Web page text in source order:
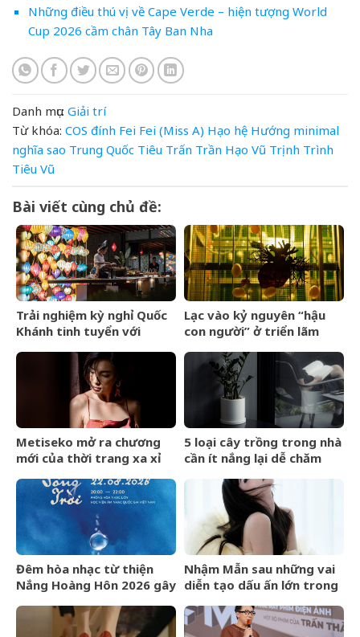
Những điều thú vị về Cape Verde – hiện tượng World
Cup 2026 cầm chân Tây Ban Nha
Danh mục: Giải trí
Từ khóa: COS đính Fei Fei (Miss A) Hạo hệ Hướng minimal
nghĩa sao Trung Quốc Tiêu Trấn Trần Hạo Vũ Trịnh Trình
Tiêu Vũ
Bài viết cùng chủ đề:
Trải nghiệm kỳ nghỉ Quốc
Khánh tinh tuyển với
Lạc vào kỷ nguyên “hậu
con người” ở triển lãm
Chit Chítt
Metiseko mở ra chương
mới của thời trang xa xỉ
5 loại cây trồng trong nhà
cần ít nắng lại dễ chăm
Đêm hòa nhạc từ thiện
Nắng Hoàng Hôn 2026 gây
thận nhân tạo
Nhậm Mẫn sau những vai
diễn tạo dấu ấn lớn trong